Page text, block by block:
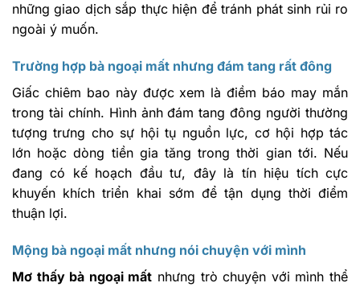
những giao dịch sắp thực hiện để tránh phát sinh rủi ro
ngoài ý muốn.
Trường hợp bà ngoại mất nhưng đám tang rất đông
Giấc chiêm bao này được xem là điềm báo may mắn
trong tài chính. Hình ảnh đám tang đông người thường
tượng trưng cho sự hội tụ nguồn lực, cơ hội hợp tác
lớn hoặc dòng tiền gia tăng trong thời gian tới. Nếu
đang có kế hoạch đầu tư, đây là tín hiệu tích cực
khuyến khích triển khai sớm để tận dụng thời điểm
thuận lợi.
Mộng bà ngoại mất nhưng nói chuyện với mình
Mơ thấy bà ngoại mất nhưng trò chuyện với mình thể